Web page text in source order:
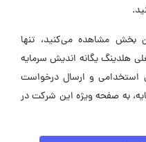
مشاهده می‌کنید، تنها
هلدینگ یگانه اندیش سرمایه
استخدامی و ارسال درخواست
به صفحه ویژه این شرکت در